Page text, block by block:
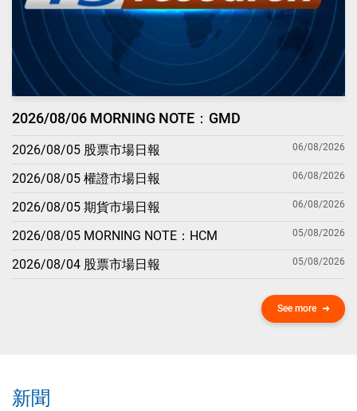
2026/08/06 MORNING NOTE：GMD
2026/08/05 股票市場日報 06/08/2026
2026/08/05 權證市場日報 06/08/2026
2026/08/05 期貨市場日報 06/08/2026
2026/08/05 MORNING NOTE：HCM 05/08/2026
2026/08/04 股票市場日報 05/08/2026
See more
新聞